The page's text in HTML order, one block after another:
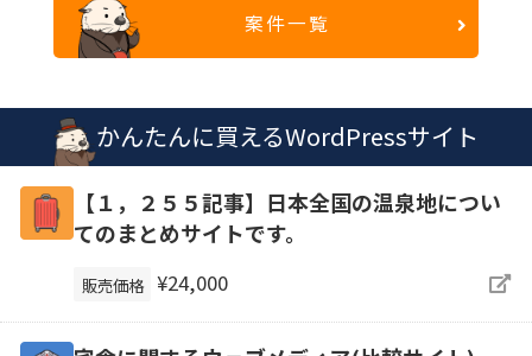
案件一覧
かんたんに買えるWordPressサイト
【１，２５５記事】日本全国の温泉地につい
てのまとめサイトです。
販売価格 ¥24,000